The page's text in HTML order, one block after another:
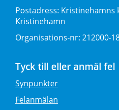
Postadress: Kristinehamns
Kristinehamn
Organisations-nr: 212000-
Tyck till eller anmäl fel
Synpunkter
Felanmälan